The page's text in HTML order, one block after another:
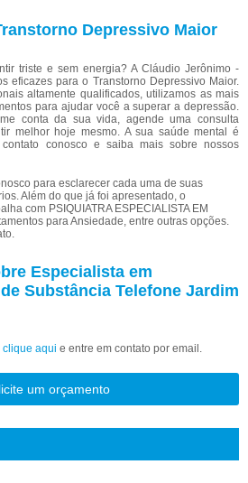
Depressivo Maior
triste e sem energia? A Cláudio Jerônimo -
eficazes para o Transtorno Depressivo Maior.
altamente qualificados, utilizamos as mais
para ajudar você a superar a depressão.
conta da sua vida, agende uma consulta
melhor hoje mesmo. A sua saúde mental é
conosco e saiba mais sobre nossos
para esclarecer cada uma de suas
Além do que já foi apresentado, o
com PSIQUIATRA ESPECIALISTA EM
para Ansiedade, entre outras opções.
Especialista em
Substância Telefone Jardim
clique aqui e entre em contato por email.
um orçamento